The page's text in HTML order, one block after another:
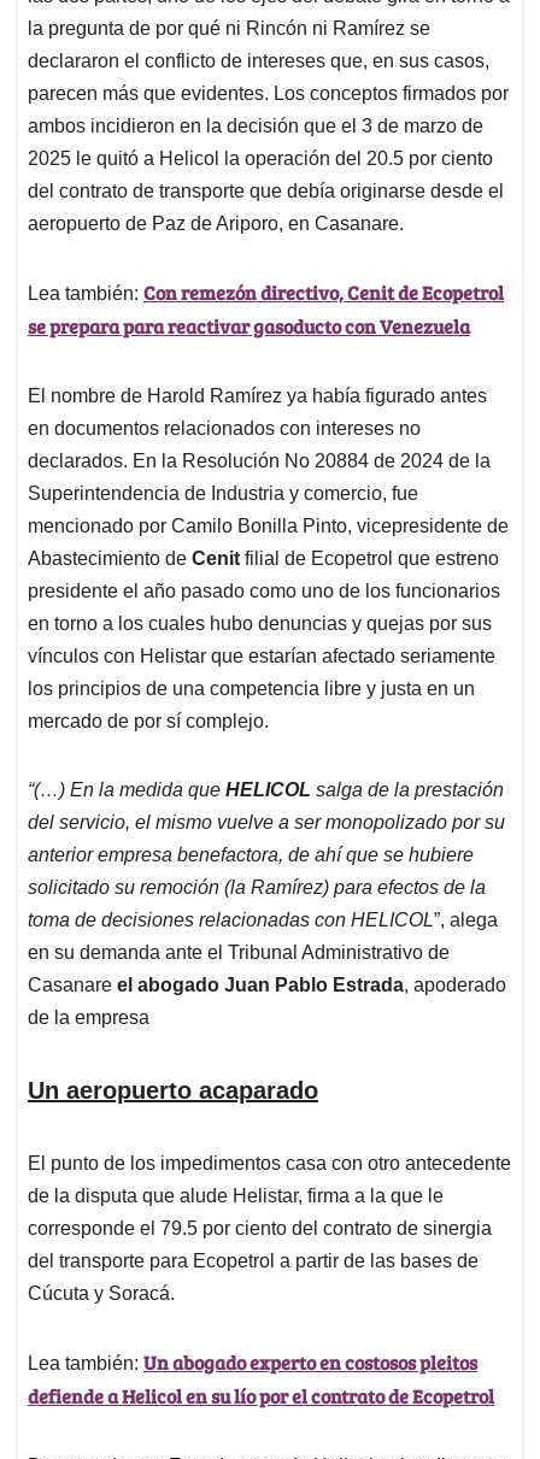
la pregunta de por qué ni Rincón ni Ramírez se
declararon el conflicto de intereses que, en sus casos,
parecen más que evidentes. Los conceptos firmados por
ambos incidieron en la decisión que el 3 de marzo de
2025 le quitó a Helicol la operación del 20.5 por ciento
del contrato de transporte que debía originarse desde el
aeropuerto de Paz de Ariporo, en Casanare.
Lea también: Con remezón directivo, Cenit de Ecopetrol
se prepara para reactivar gasoducto con Venezuela
El nombre de Harold Ramírez ya había figurado antes
en documentos relacionados con intereses no
declarados. En la Resolución No 20884 de 2024 de la
Superintendencia de Industria y comercio, fue
mencionado por Camilo Bonilla Pinto, vicepresidente de
Abastecimiento de Cenit filial de Ecopetrol que estreno
presidente el año pasado como uno de los funcionarios
en torno a los cuales hubo denuncias y quejas por sus
vínculos con Helistar que estarían afectado seriamente
los principios de una competencia libre y justa en un
mercado de por sí complejo.
“(…) En la medida que HELICOL salga de la prestación
del servicio, el mismo vuelve a ser monopolizado por su
anterior empresa benefactora, de ahí que se hubiere
solicitado su remoción (la Ramírez) para efectos de la
toma de decisiones relacionadas con HELICOL”, alega
en su demanda ante el Tribunal Administrativo de
Casanare el abogado Juan Pablo Estrada, apoderado
de la empresa
Un aeropuerto acaparado
El punto de los impedimentos casa con otro antecedente
de la disputa que alude Helistar, firma a la que le
corresponde el 79.5 por ciento del contrato de sinergia
del transporte para Ecopetrol a partir de las bases de
Cúcuta y Soracá.
Lea también: Un abogado experto en costosos pleitos
defiende a Helicol en su lío por el contrato de Ecopetrol